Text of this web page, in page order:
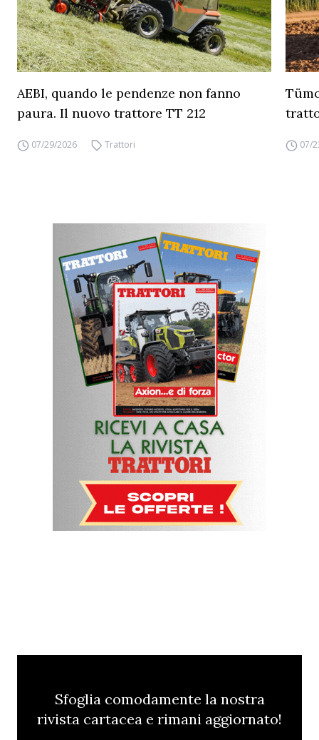
AEBI, quando le pendenze non fanno
paura. Il nuovo trattore TT 212
07/29/2026 Trattori 07/
Sfoglia comodamente la nostra
rivista cartacea e rimani aggiornato!